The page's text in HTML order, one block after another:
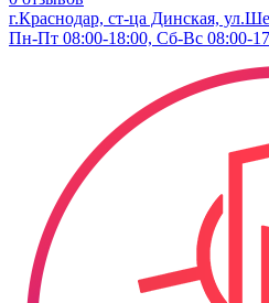
г.Краснодар, ст-ца Динская,
Пн-Пт 08:00-18:00, Сб-Вс 08:00-